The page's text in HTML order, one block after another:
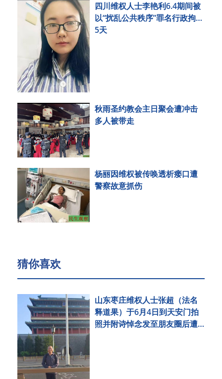
四川维权人士李艳利6.4期间被
以“扰乱公共秩序”罪名行政拘留
5天
秋雨圣约教会主日聚会遭冲击
多人被带走
杨丽因维权被传唤透析瘘口遭
警察故意抓伤
猜你喜欢
山东枣庄维权人士张超（法名
释道果）于6月4日到天安门拍
照并附诗悼念发至朋友圈后遭